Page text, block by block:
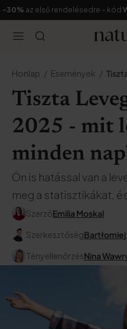
-30% az első rendelésedre – kód
Honlap Események
Tiszta
2025 - mit
minden
Ön is hatással van a
meg a statisztikákat,
SzerzőEmilia Moskal
Szerkesztőség
TényellenőrzésNina